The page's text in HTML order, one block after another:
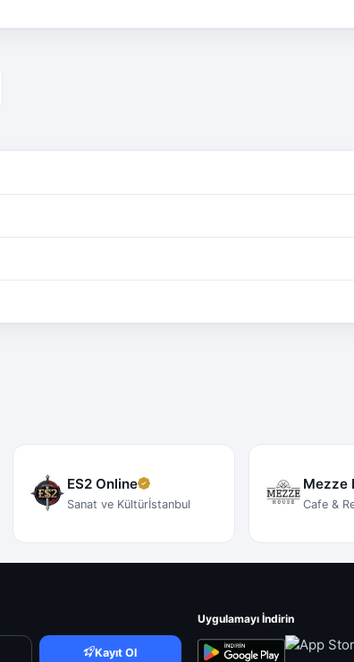
ES2 Online
Sanat ve Kültürİstanbul
Mezze
Cafe &
Kayıt Ol
Uygulamayı İndirin